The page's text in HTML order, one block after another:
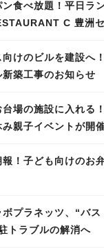
食べ放題！平日ラ
C 豊洲
けのビルを建設へ
新築工事のお知らせ
場の施設に入れる
親子イベントが開
報！子ども向けのお
プラネッツ、“バス
トラブルの解消へ